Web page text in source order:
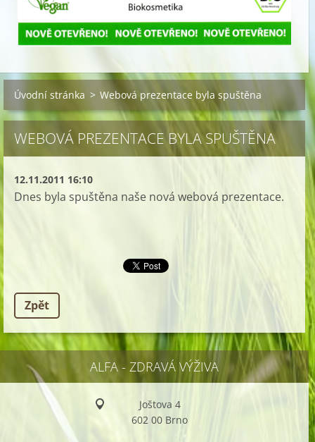
Úvodní stránka > Webová prezentace byla spuštěna
WEBOVÁ PREZENTACE BYLA SPUŠTĚNA
12.11.2011 16:10
Dnes byla spuštěna naše nová webová prezentace.
Zpět
ALFA - ZDRAVÁ VÝŽIVA
Joštova 4
602 00 Brno